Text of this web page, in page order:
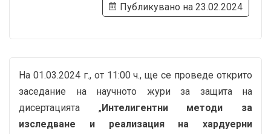
Публикувано на 23.02.2024
На 01.03.2024 г., от 11:00 ч., ще се проведе открито
заседание на научното жури за защита на
дисертацията „Интелигентни методи за
изследване и реализация на хардуерни